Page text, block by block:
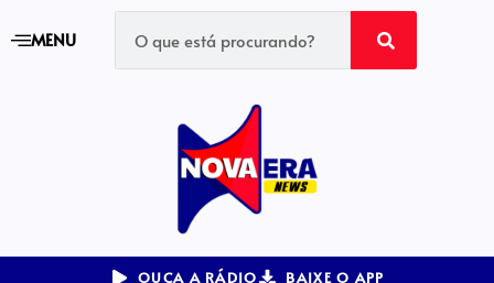
MENU
OUÇA A RÁDIO BAIXE O APP